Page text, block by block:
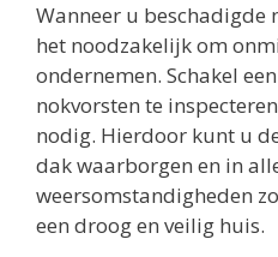
Wanneer u beschadigde
het noodzakelijk om
ondernemen. Schakel
nokvorsten te
nodig. Hierdoor kunt u
dak waarborgen en in
weersomstandigheden
een droog en veilig huis.